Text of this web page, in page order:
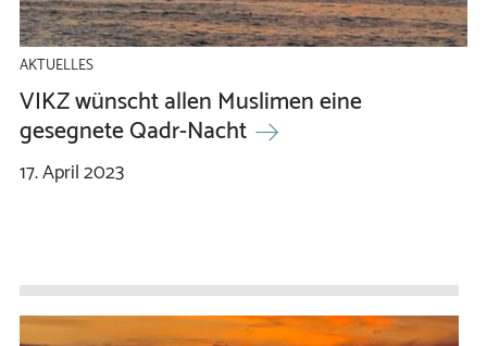
AKTUELLES
VIKZ wünscht allen Muslimen eine
gesegnete Qadr-Nacht
17.April2023